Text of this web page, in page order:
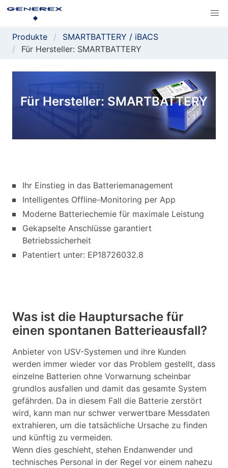
Produkte
SMARTBATTERY / iBACS
Für Hersteller: SMARTBATTERY
Für Hersteller: SMARTBATTERY
Ihr Einstieg in das Batteriemanagement
Intelligentes Offline-Monitoring per App
Moderne Batteriechemie für maximale Leistung
Gekapselte Anschlüsse garantiert
Betriebssicherheit
Patentiert unter: EP18726032.8
Was ist die Hauptursache für
einen spontanen Batterieausfall?
Anbieter von USV-Systemen und ihre Kunden
werden immer wieder vor das Problem gestellt, dass
einzelne Batterien ohne Vorwarnung scheinbar
grundlos ausfallen und damit das gesamte System
gefährden. Da in diesem Fall die Batterie zerstört
wird, kann man nur schwer verwertbare Messdaten
extrahieren, um die tatsächliche Ursache zu finden
und künftig zu vermeiden.
Wenn dies geschieht, stehen Endanwender und
technisches Personal in der Regel vor einem nahezu